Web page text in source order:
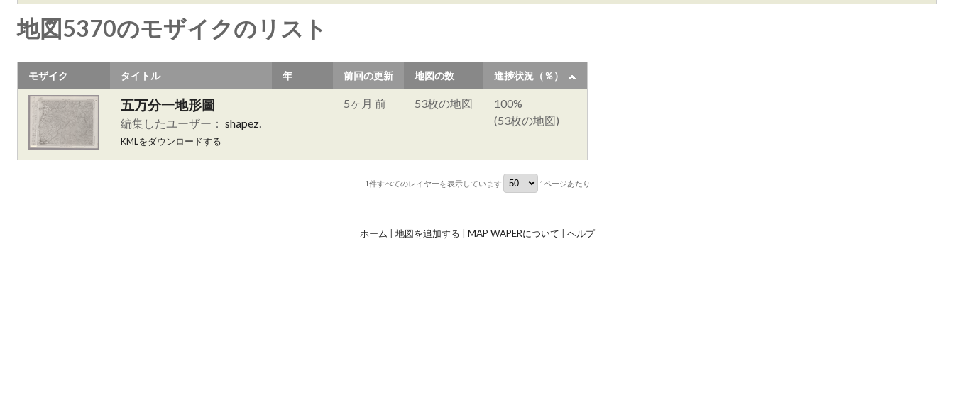
地図5370のモザイクのリスト
モザイク タイトル 年 前回の更新 地図の数 進捗状況（％）
五万分一地形圖
編集したユーザー： shapez
KMLをダウンロードする
5ヶ月 前 53枚の地図
100%
(53枚の地図)
1件すべてのレイヤーを表示しています 1ページあたり
ホーム 地図を追加する MAP WAPERについて ヘルプ